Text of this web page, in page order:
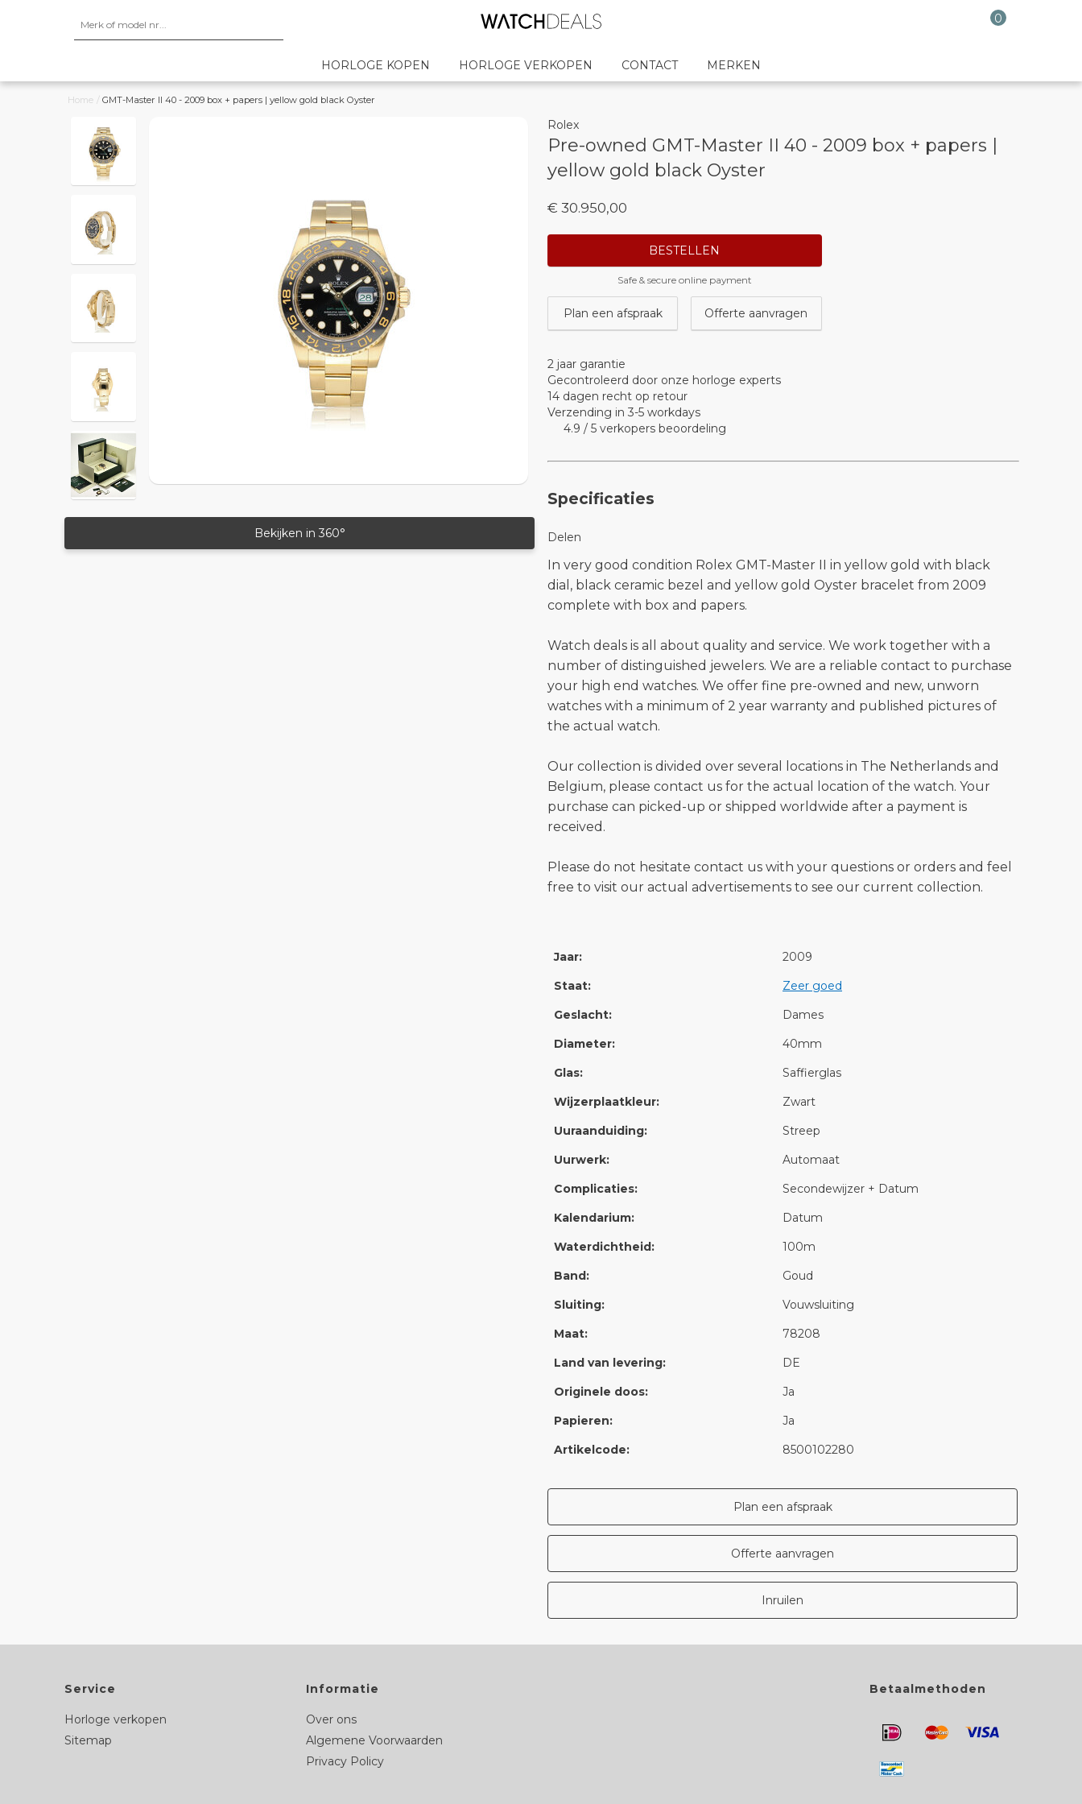
0
HORLOGE KOPEN HORLOGE VERKOPEN CONTACT MERKEN
Home / GMT-Master II 40 - 2009 box + papers | yellow gold black Oyster
Bekijken in 360°
Rolex
Pre-owned GMT-Master II 40 - 2009 box + papers |
yellow gold black Oyster
€ 30.950,00
BESTELLEN
Safe & secure online payment
Plan een afspraak Offerte aanvragen
2 jaar garantie
Gecontroleerd door onze horloge experts
14 dagen recht op retour
Verzending in 3-5 workdays
4.9 / 5 verkopers beoordeling
Specificaties
Delen
In very good condition Rolex GMT-Master II in yellow gold with black
dial, black ceramic bezel and yellow gold Oyster bracelet from 2009
complete with box and papers.
Watch deals is all about quality and service. We work together with a
number of distinguished jewelers. We are a reliable contact to purchase
your high end watches. We offer fine pre-owned and new, unworn
watches with a minimum of 2 year warranty and published pictures of
the actual watch.
Our collection is divided over several locations in The Netherlands and
Belgium, please contact us for the actual location of the watch. Your
purchase can picked-up or shipped worldwide after a payment is
received.
Please do not hesitate contact us with your questions or orders and feel
free to visit our actual advertisements to see our current collection.
Jaar:
2009
Staat:
Zeer goed
Geslacht:
Dames
Diameter:
40mm
Glas:
Saffierglas
Wijzerplaatkleur:
Zwart
Uuraanduiding:
Streep
Uurwerk:
Automaat
Complicaties:
Secondewijzer + Datum
Kalendarium:
Datum
Waterdichtheid:
100m
Band:
Goud
Sluiting:
Vouwsluiting
Maat:
78208
Land van levering:
DE
Originele doos:
Ja
Papieren:
Ja
Artikelcode:
8500102280
Plan een afspraak
Offerte aanvragen
Inruilen
Service
Horloge verkopen
Sitemap
Informatie
Over ons
Algemene Voorwaarden
Privacy Policy
Betaalmethoden